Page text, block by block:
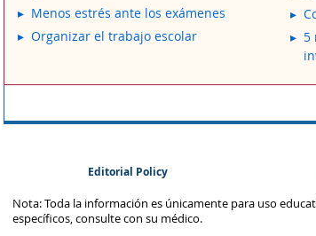
Menos estrés ante los exámenes
Organizar el trabajo escolar
5
Editorial Policy
Nota: Toda la información es únicamente para uso
específicos, consulte con su médico.